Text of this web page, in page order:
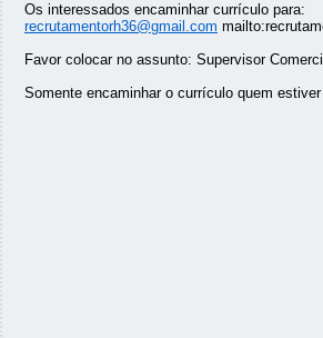
Os interessados encaminhar currículo para:
recrutamentorh36@gmail.com
Favor colocar no assunto: Supervisor
Somente encaminhar o currículo quem